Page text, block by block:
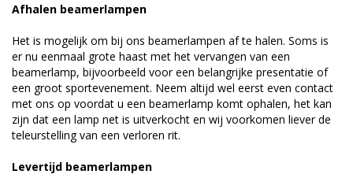
Afhalen beamerlampen
Het is mogelijk om bij ons beamerlampen af te halen. Soms is
er nu eenmaal grote haast met het vervangen van een
beamerlamp, bijvoorbeeld voor een belangrijke presentatie of
een groot sportevenement. Neem altijd wel eerst even contact
met ons op voordat u een beamerlamp komt ophalen, het kan
zijn dat een lamp net is uitverkocht en wij voorkomen liever de
teleurstelling van een verloren rit.
Levertijd beamerlampen